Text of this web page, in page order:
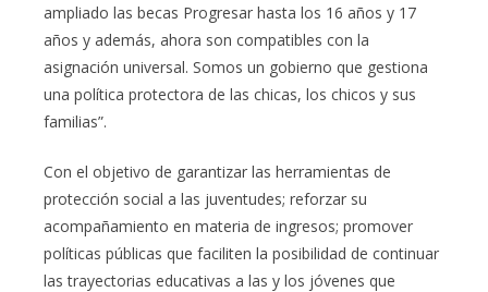
ampliado las becas Progresar hasta los 16 años y 17
años y además, ahora son compatibles con la
asignación universal. Somos un gobierno que gestiona
una política protectora de las chicas, los chicos y sus
familias”.
Con el objetivo de garantizar las herramientas de
protección social a las juventudes; reforzar su
acompañamiento en materia de ingresos; promover
políticas públicas que faciliten la posibilidad de continuar
las trayectorias educativas a las y los jóvenes que